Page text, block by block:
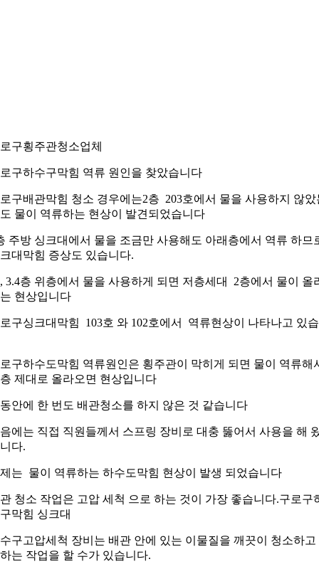
구횡주관청소업체
구하수구막힘 역류 원인을 찾았습니다
구배관막힘 청소 경우에는2층 203호에서 물을 사용하지 않았
물이 역류하는 현상이 발견되었습니다
주방 싱크대에서 물을 조금만 사용해도 아래층에서 역류 하므
대막힘 증상도 있습니다.
3.4층 위층에서 물을 사용하게 되면 저층세대 2층에서 물이 올
현상입니다
구싱크대막힘 103호 와 102호에서 역류현상이 나타나고 있
구하수도막힘 역류원인은 횡주관이 막히게 되면 물이 역류해
제대로 올라오면 현상입니다
안에 한 번도 배관청소를 하지 않은 것 같습니다
에는 직접 직원들께서 스프링 장비로 대충 뚫어서 사용을 해
다.
는 물이 역류하는 하수도막힘 현상이 발생 되었습니다
청소 작업은 고압 세척 으로 하는 것이 가장 좋습니다.구로구
막힘 싱크대
구고압세척 장비는 배관 안에 있는 이물질을 깨끗이 청소하고
는 작업을 할 수가 있습니다.